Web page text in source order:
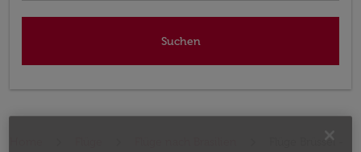
Suchen
Flüge Brüssel -